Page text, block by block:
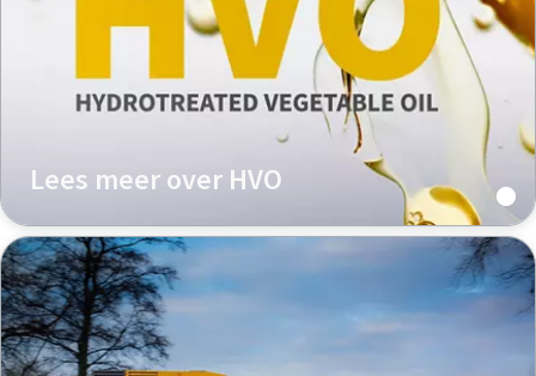
Lees meer over HVO